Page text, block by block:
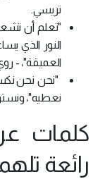
تريسي.
"تعلم أن
النور الذي
العميقة"، -
"نحن نحن
نعطيه"،
كلمات
رائعة